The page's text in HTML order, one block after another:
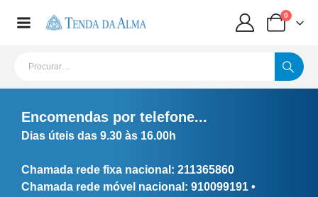
0
Encomendas por telefone...
Dias úteis das 9.30 às 16.00h
Chamada rede fixa nacional: 211365860
Chamada rede móvel nacional: 910099191 •